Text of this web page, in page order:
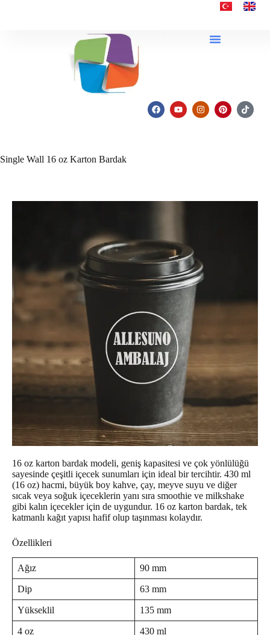
Single Wall 16 oz Karton Bardak
16 oz karton bardak modeli, geniş kapasitesi ve çok yönlülüğü
sayesinde çeşitli içecek sunumları için ideal bir tercihtir. 430 ml
(16 oz) hacmi, büyük boy kahve, çay, meyve suyu ve diğer
sıcak veya soğuk içeceklerin yanı sıra smoothie ve milkshake
gibi kalın içecekler için de uygundur. 16 oz karton bardak, tek
katmanlı kağıt yapısı hafif olup taşınması kolaydır.
Özellikleri
Ağız 90 mm
Dip 63 mm
Yükseklil 135 mm
4 oz 430 ml